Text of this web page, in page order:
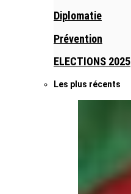
Diplomatie
Prévention
ELECTIONS 2025
Les plus récents